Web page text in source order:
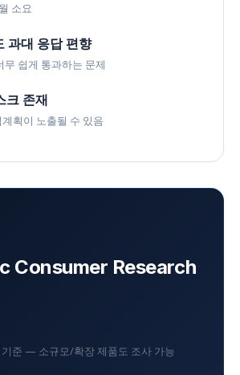
소요
과대 응답 편향
쉽게 통과하는 문제
크 존재
획이 노출될 수 있음
Consumer Research
기준 — 소규모/확장 제품도 조사 가능